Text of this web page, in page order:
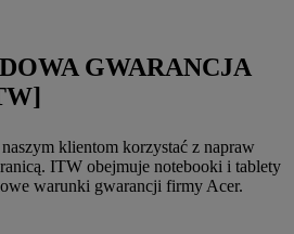
GWARANCJA
klientom korzystać z napraw
ITW obejmuje notebooki i tablety
warunki gwarancji firmy Acer.